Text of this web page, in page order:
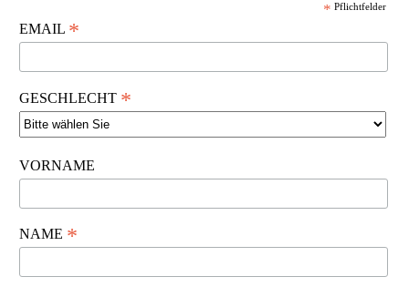
* Pflichtfelder
EMAIL *
GESCHLECHT *
VORNAME
NAME *